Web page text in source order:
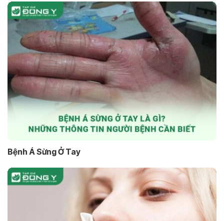
Bệnh Á Sừng Ở Tay